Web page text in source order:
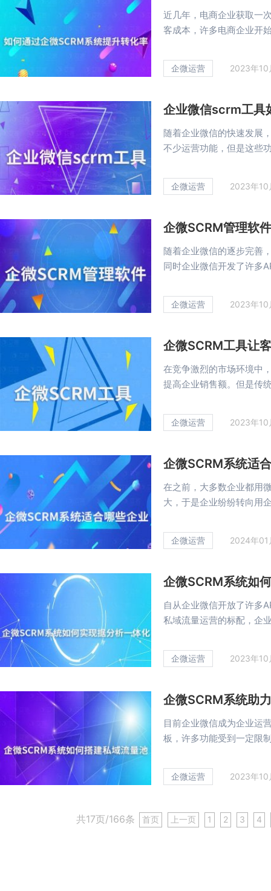
近几年，电商企业获取一
客成本，许多电商企业开
企微运营 2023年
企业微信scrm工具
随着企业微信的快速发展
不少运营功能，但是这些
企微运营 2023年
企微SCRM管理软
随着企业微信的逐步完善
同时企业微信开发了许多
企微运营 2023年
企微SCRM工具让
在竞争激烈的市场环境中
提高企业销售额。但是传
企微运营 2023年
企微SCRM系统适
在之前，大多数企业都用
大，于是企业纷纷转向用
企微运营 2024年
企微SCRM系统如
自从企业微信开放了许多
私域流量运营的标配，企
企微运营 2023年
企微SCRM系统助
目前企业微信成为企业运
板，许多功能受到一定限
企微运营 2023年
共17页/166条 首页 上一页 1 2 3 4